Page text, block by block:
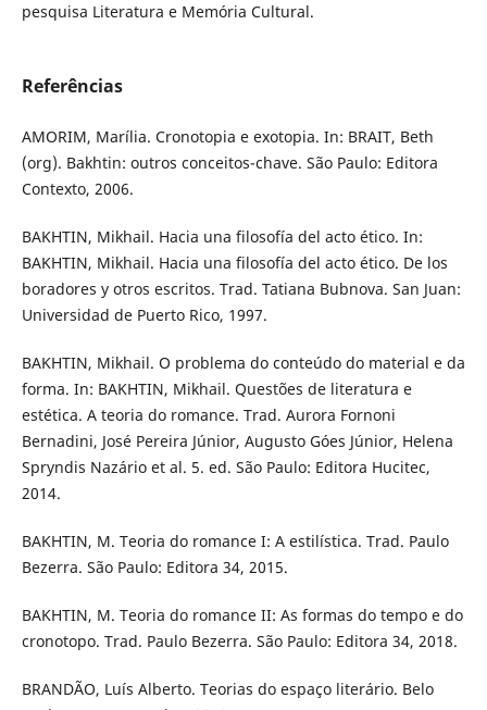
pesquisa Literatura e Memória Cultural.
Referências
AMORIM, Marília. Cronotopia e exotopia. In: BRAIT, Beth
(org). Bakhtin: outros conceitos-chave. São Paulo: Editora
Contexto, 2006.
BAKHTIN, Mikhail. Hacia una filosofía del acto ético. In:
BAKHTIN, Mikhail. Hacia una filosofía del acto ético. De los
boradores y otros escritos. Trad. Tatiana Bubnova. San Juan:
Universidad de Puerto Rico, 1997.
BAKHTIN, Mikhail. O problema do conteúdo do material e da
forma. In: BAKHTIN, Mikhail. Questões de literatura e
estética. A teoria do romance. Trad. Aurora Fornoni
Bernadini, José Pereira Júnior, Augusto Góes Júnior, Helena
Spryndis Nazário et al. 5. ed. São Paulo: Editora Hucitec,
2014.
BAKHTIN, M. Teoria do romance I: A estilística. Trad. Paulo
Bezerra. São Paulo: Editora 34, 2015.
BAKHTIN, M. Teoria do romance II: As formas do tempo e do
cronotopo. Trad. Paulo Bezerra. São Paulo: Editora 34, 2018.
BRANDÃO, Luís Alberto. Teorias do espaço literário. Belo